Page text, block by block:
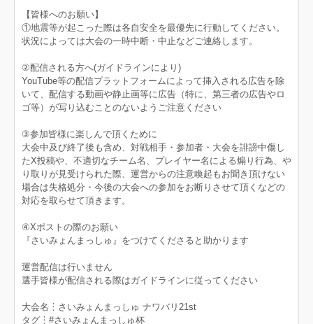
【皆様へのお願い】
①地震等が起こった際は各自安全を最優先に行動してください。
状況によっては大会の一時中断・中止などご連絡します。
②配信される方へ(ガイドラインにより)
YouTube等の配信プラットフォームによって挿入される広告を除
いて、配信する動画や静止画等に広告（特に、第三者の広告やロ
ゴ等）が写り込むことのないようご注意ください
③参加皆様に楽しんで頂くために
大会中及び終了後も含め、対戦相手・参加者・大会を誹謗中傷し
たX投稿や、不適切なチーム名、プレイヤー名による煽り行為、や
り取りが見受けられた際、運営からの注意喚起もお聞き頂けない
場合は失格処分・今後の大会への参加をお断りさせて頂くなどの
対応を取らせて頂きます。
④Xポストの際のお願い
『さいみょんまっしゅ』をつけてくださると助かります
運営配信は行いません
選手皆様が配信される際はガイドラインに従ってください
大会名︙さいみょんまっしゅ ナワバリ21st
タグ︙#さいみょんまっしゅ杯